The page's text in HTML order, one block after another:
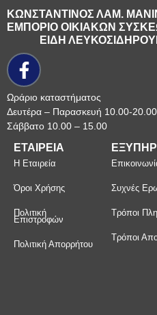
ΚΩΝΣΤΑΝΤΙΝΟΣ ΛΑΜ.
ΕΜΠΟΡΙΟ ΟΙΚΙΑΚΩΝ
ΕΙΔΗ
Ωράριο καταστήματος
Δευτέρα – Παρασκευή 10.00-20.00
Σάββατο 10.00 – 15.00
ΕΤΑΙΡΕΙΑ
Η Εταιρεία
Όροι Χρήσης
Πολιτική
Επιστροφών
Πολιτική Απορρήτου
Συχνές
Τρόποι
Τρόποι